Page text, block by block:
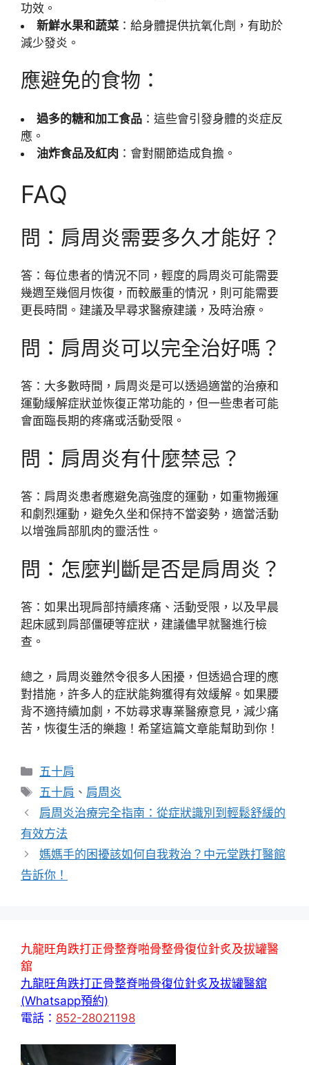
功效。
新鮮水果和蔬菜 ：給身體提供抗氧化劑，有助於
減少發炎。
應避免的食物：
過多的糖和加工食品 ：這些會引發身體的炎症反
應。
油炸食品及紅肉 ：會對關節造成負擔。
FAQ
問：肩周炎需要多久才能好？
答：每位患者的情況不同，輕度的肩周炎可能需要
幾週至幾個月恢復，而較嚴重的情況，則可能需要
更長時間。建議及早尋求醫療建議，及時治療。
問：肩周炎可以完全治好嗎？
答：大多數時間，肩周炎是可以透過適當的治療和
運動緩解症狀並恢復正常功能的，但一些患者可能
會面臨長期的疼痛或活動受限。
問：肩周炎有什麼禁忌？
答：肩周炎患者應避免高強度的運動，如重物搬運
和劇烈運動，避免久坐和保持不當姿勢，適當活動
以增強肩部肌肉的靈活性。
問：怎麼判斷是否是肩周炎？
答：如果出現肩部持續疼痛、活動受限，以及早晨
起床感到肩部僵硬等症狀，建議儘早就醫進行檢
查。
總之，肩周炎雖然令很多人困擾，但透過合理的應
對措施，許多人的症狀能夠獲得有效緩解。如果腰
背不適持續加劇，不妨尋求專業醫療意見，減少痛
苦，恢復生活的樂趣！希望這篇文章能幫助到你！
分
類
五十肩
標
籤
五十肩 、 肩周炎
肩周炎治療完全指南：從症狀識別到輕鬆舒緩的
有效方法
媽媽手的困擾該如何自我救治？中元堂跌打醫館
告訴你！
九龍旺角跌打正骨整脊啪骨整骨復位針炙及拔罐醫
舘
九龍旺角跌打正骨整脊啪骨復位針炙及拔罐醫舘
(Whatsapp預約)
電話： 852-28021198